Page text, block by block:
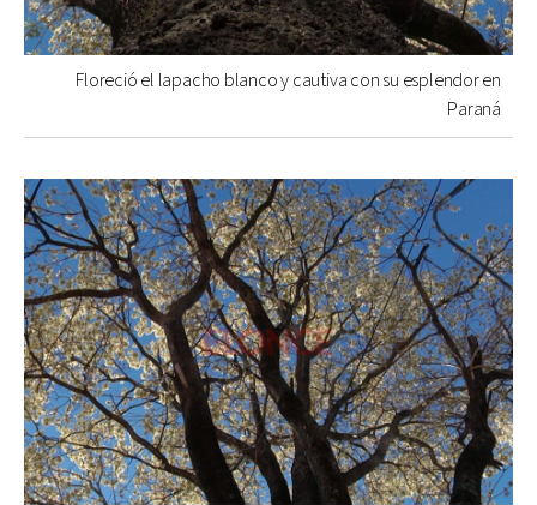
Floreció el lapacho blanco y cautiva con su esplendor en
Paraná